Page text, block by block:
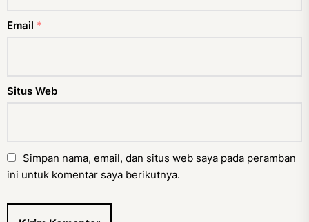
Email *
Situs Web
Simpan nama, email, dan situs web saya pada peramban
ini untuk komentar saya berikutnya.